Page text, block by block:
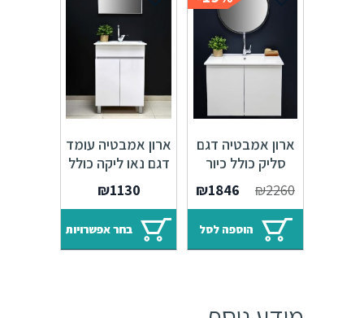
ארון אמבטיה דגם
סליק כולל כיור
איטגרלי או משטח
עץ אלון
₪2260
המחיר
המקורי
היה:
₪2260.
₪1846
הנוכחי
הוא:
₪1846.
הוספה לסל
ארון אמבטיה עומד
דגם נאו ליקה כולל
כיור איטגרלי
₪1130
בחר אפשרויות